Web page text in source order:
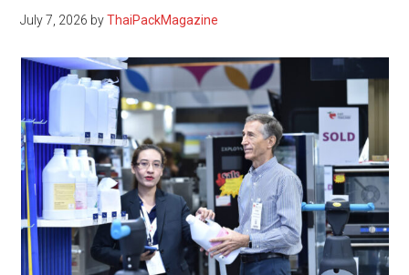
July 7, 2026 byThaiPackMagazine